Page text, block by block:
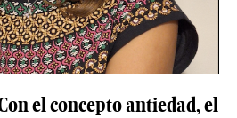
el concepto antiedad, el